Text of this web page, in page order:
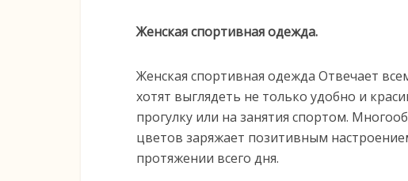
Женская спортивная одежда.
Женская спортивная одежда Отвечает
хотят выглядеть не только удобно и
прогулку или на занятия спортом.
цветов заряжает позитивным
протяжении всего дня.